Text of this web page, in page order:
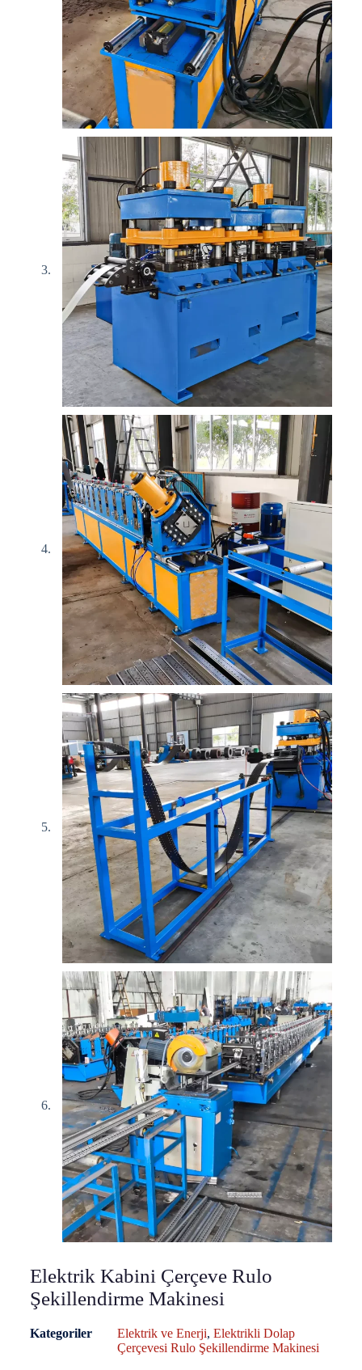
Elektrik Kabini Çerçeve Rulo
Şekillendirme Makinesi
Kategoriler Elektrik ve Enerji, Elektrikli Dolap
Çerçevesi Rulo Şekillendirme Makinesi